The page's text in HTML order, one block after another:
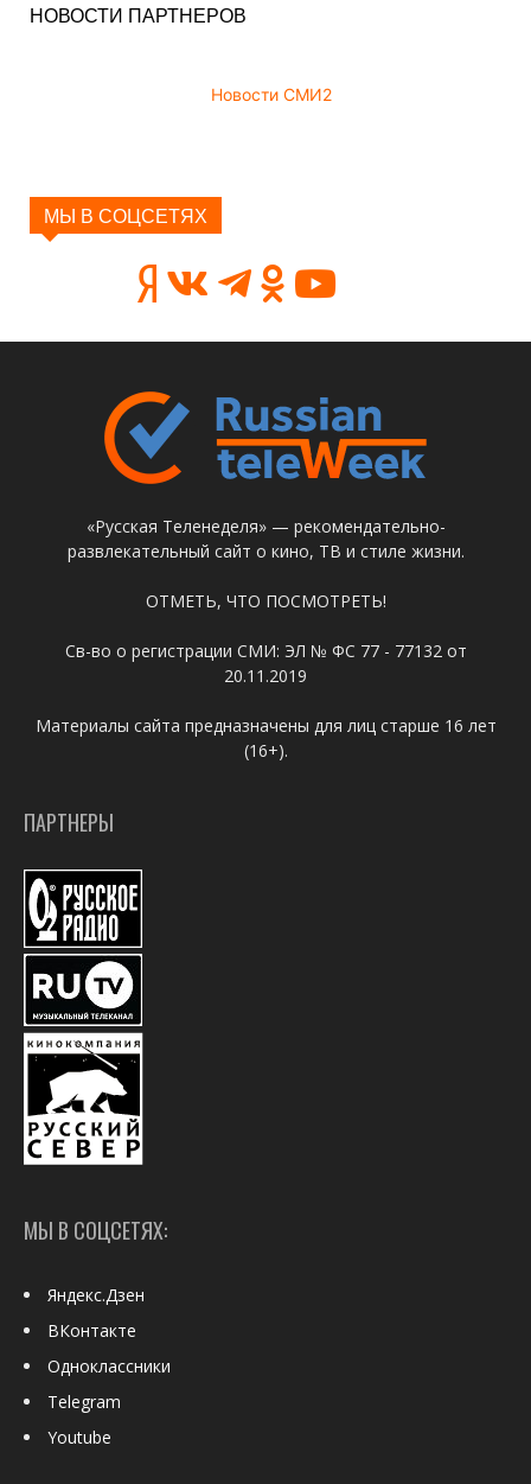
НОВОСТИ ПАРТНЕРОВ
Новости СМИ2
МЫ В СОЦСЕТЯХ
«Русская Теленеделя» — рекомендательно-
развлекательный сайт о кино, ТВ и стиле жизни.
ОТМЕТЬ, ЧТО ПОСМОТРЕТЬ!
Св-во о регистрации СМИ: ЭЛ № ФС 77 - 77132 от
20.11.2019
Материалы сайта предназначены для лиц старше 16 лет
(16+).
ПАРТНЕРЫ
МЫ В СОЦСЕТЯХ:
Яндекс.Дзен
ВКонтакте
Одноклассники
Telegram
Youtube